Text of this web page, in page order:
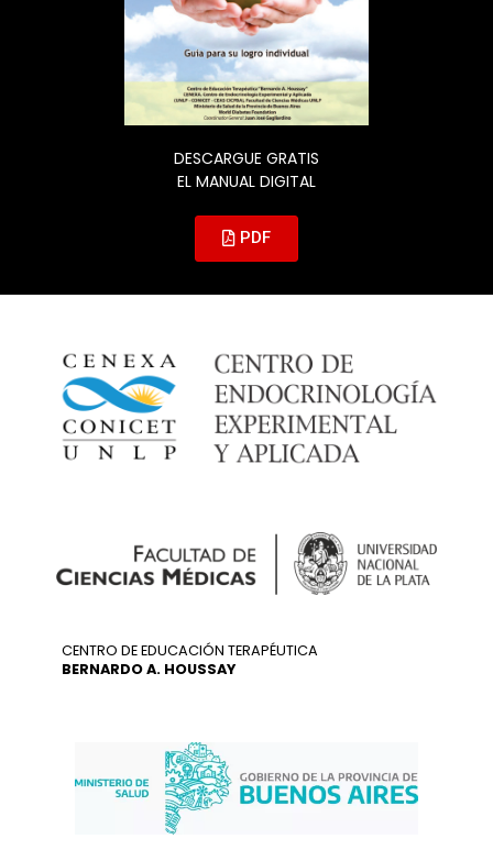
DESCARGUE GRATIS
EL MANUAL DIGITAL
PDF
CENTRO DE EDUCACIÓN TERAPÉUTICA
BERNARDO A. HOUSSAY